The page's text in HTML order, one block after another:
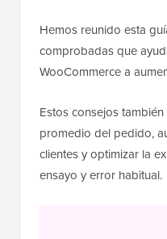
Hemos reunido esta
comprobadas que
WooCommerce a
Estos consejos
promedio del pedido,
clientes y optimizar la
ensayo y error habitual.